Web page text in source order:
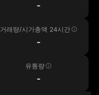
-
거래량/시가총액 24시간
-
유통량
-